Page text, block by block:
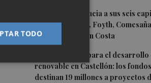
El Villarreal anuncia a sus seis
Gerard Moreno, Foyth,
Cardona y Logan Costa
Otra inyección para el
renovable en Castellón: los
destinan 19 millones a proyectos
TODO